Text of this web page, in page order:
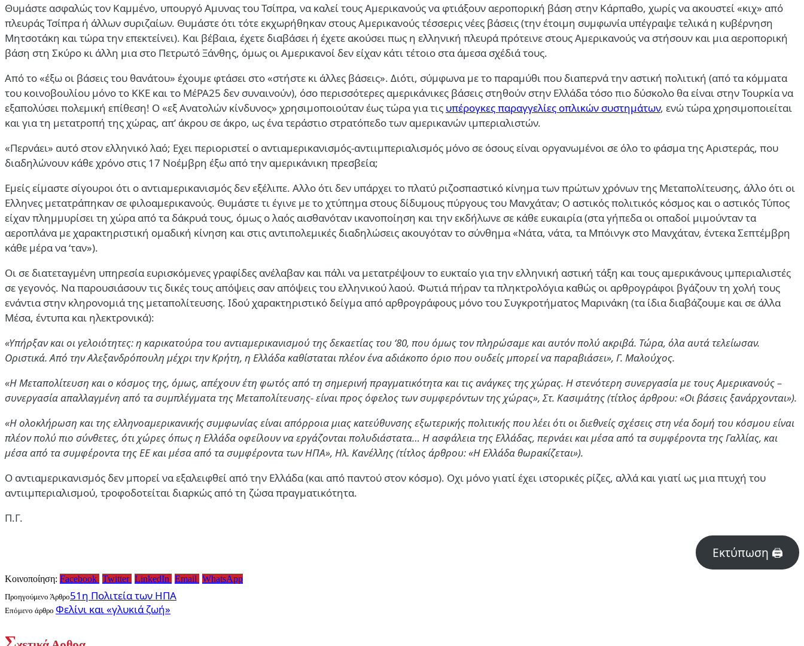
Θυμάστε ασφαλώς τον Καμμένο, υπουργό Αμυνας του Τσίπρα, να καλεί τους Αμερικανούς να φτιάξουν αεροπορική βάση στην Κάρπαθο, χωρίς να ακουστεί «κιχ» από
πλευράς Τσίπρα ή άλλων συριζαίων. Θυμάστε ότι τότε εκχωρήθηκαν στους Αμερικανούς τέσσερις νέες βάσεις (την έτοιμη συμφωνία υπέγραψε τελικά η κυβέρνηση
Μητσοτάκη και τώρα την επεκτείνει). Και βέβαια, έχετε διαβάσει ή έχετε ακούσει πως η ελληνική πλευρά πρότεινε στους Αμερικανούς να στήσουν και μια αεροπορική
βάση στη Σκύρο κι άλλη μια στο Πετρωτό Ξάνθης, όμως οι Αμερικανοί δεν είχαν κάτι τέτοιο στα άμεσα σχέδιά τους.
Από το «έξω οι βάσεις του θανάτου» έχουμε φτάσει στο «στήστε κι άλλες βάσεις». Διότι, σύμφωνα με το παραμύθι που διαπερνά την αστική πολιτική (από τα κόμματα
του κοινοβουλίου μόνο το ΚΚΕ και το ΜέΡΑ25 δεν συναινούν), όσο περισσότερες αμερικάνικες βάσεις στηθούν στην Ελλάδα τόσο πιο δύσκολο θα είναι στην Τουρκία να
εξαπολύσει πολεμική επίθεση! Ο «εξ Ανατολών κίνδυνος» χρησιμοποιούταν έως τώρα για τις υπέρογκες παραγγελίες οπλικών συστημάτων, ενώ τώρα χρησιμοποιείται
και για τη μετατροπή της χώρας, απ’ άκρου σε άκρο, ως ένα τεράστιο στρατόπεδο των αμερικανών ιμπεριαλιστών.
«Περνάει» αυτό στον ελληνικό λαό; Εχει περιοριστεί ο αντιαμερικανισμός-αντιιμπεριαλισμός μόνο σε όσους είναι οργανωμένοι σε όλο το φάσμα της Αριστεράς, που
διαδηλώνουν κάθε χρόνο στις 17 Νοέμβρη έξω από την αμερικάνικη πρεσβεία;
Εμείς είμαστε σίγουροι ότι ο αντιαμερικανισμός δεν εξέλιπε. Αλλο ότι δεν υπάρχει το πλατύ ριζοσπαστικό κίνημα των πρώτων χρόνων της Μεταπολίτευσης, άλλο ότι οι
Ελληνες μετατράπηκαν σε φιλοαμερικανούς. Θυμάστε τι έγινε με το χτύπημα στους δίδυμους πύργους του Μανχάταν; Ο αστικός πολιτικός κόσμος και ο αστικός Τύπος
είχαν πλημμυρίσει τη χώρα από τα δάκρυά τους, όμως ο λαός αισθανόταν ικανοποίηση και την εκδήλωνε σε κάθε ευκαιρία (στα γήπεδα οι οπαδοί μιμούνταν τα
αεροπλάνα με χαρακτηριστική ομαδική κίνηση και στις αντιπολεμικές διαδηλώσεις ακουγόταν το σύνθημα «Νάτα, νάτα, τα Μπόινγκ στο Μανχάταν, έντεκα Σεπτέμβρη
κάθε μέρα να ‘ταν»).
Οι σε διατεταγμένη υπηρεσία ευρισκόμενες γραφίδες ανέλαβαν και πάλι να μετατρέψουν το ευκταίο για την ελληνική αστική τάξη και τους αμερικάνους ιμπεριαλιστές
σε γεγονός. Να παρουσιάσουν τις δικές τους απόψεις σαν απόψεις του ελληνικού λαού. Φωτιά πήραν τα πληκτρολόγια καθώς οι αρθρογράφοι βγάζουν τη χολή τους
ενάντια στην κληρονομιά της μεταπολίτευσης. Ιδού χαρακτηριστικό δείγμα από αρθρογράφους μόνο του Συγκροτήματος Μαρινάκη (τα ίδια διαβάζουμε και σε άλλα
Μέσα, έντυπα και ηλεκτρονικά):
«Υπήρξαν και οι γελοιότητες: η καρικατούρα του αντιαμερικανισμού της δεκαετίας του ‘80, που όμως τον πληρώσαμε και αυτόν πολύ ακριβά. Τώρα, όλα αυτά τελείωσαν.
Οριστικά. Από την Αλεξανδρόπουλη μέχρι την Κρήτη, η Ελλάδα καθίσταται πλέον ένα αδιάκοπο όριο που ουδείς μπορεί να παραβιάσει», Γ. Μαλούχος.
«Η Μεταπολίτευση και ο κόσμος της, όμως, απέχουν έτη φωτός από τη σημερινή πραγματικότητα και τις ανάγκες της χώρας. Η στενότερη συνεργασία με τους Αμερικανούς –
συνεργασία απαλλαγμένη από τα συμπλέγματα της Μεταπολίτευσης- είναι προς όφελος των συμφερόντων της χώρας», Στ. Κασιμάτης (τίτλος άρθρου: «Οι βάσεις ξανάρχονται»).
«Η ολοκλήρωση και της ελληνοαμερικανικής συμφωνίας είναι απόρροια μιας κατεύθυνσης εξωτερικής πολιτικής που λέει ότι οι διεθνείς σχέσεις στη νέα δομή του κόσμου είναι
πλέον πολύ πιο σύνθετες, ότι χώρες όπως η Ελλάδα οφείλουν να εργάζονται πολυδιάστατα… Η ασφάλεια της Ελλάδας, περνάει και μέσα από τα συμφέροντα της Γαλλίας, και
μέσα από τα συμφέροντα της ΕΕ και μέσα από τα συμφέροντα των ΗΠΑ», Ηλ. Κανέλλης (τίτλος άρθρου: «Η Ελλάδα θωρακίζεται»).
Ο αντιαμερικανισμός δεν μπορεί να εξαλειφθεί από την Ελλάδα (και από παντού στον κόσμο). Οχι μόνο γιατί έχει ιστορικές ρίζες, αλλά και γιατί ως μια πτυχή του
αντιιμπεριαλισμού, τροφοδοτείται διαρκώς από τη ζώσα πραγματικότητα.
Π.Γ.
Εκτύπωση 🖨
Κοινοποίηση: Facebook Twitter LinkedIn Email WhatsApp
Προηγούμενο Άρθρο51η Πολιτεία των ΗΠΑ
Επόμενο άρθρο Φελίνι και «γλυκιά ζωή»